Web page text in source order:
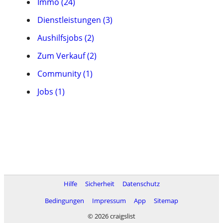
Dienstleistungen (3)
Aushilfsjobs (2)
Zum Verkauf (2)
Community (1)
Jobs (1)
Hilfe Sicherheit
Datenschutz
Bedingungen
Impressum App
Sitemap
© 2026 craigslist